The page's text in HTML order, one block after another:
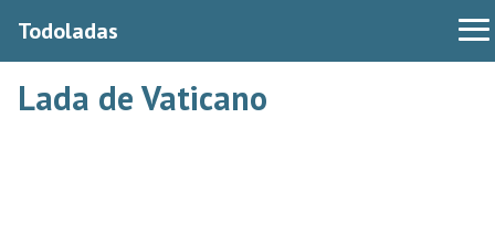
Todoladas
Lada de Vaticano